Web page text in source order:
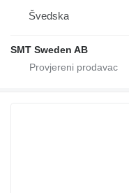
Švedska
SMT Sweden AB